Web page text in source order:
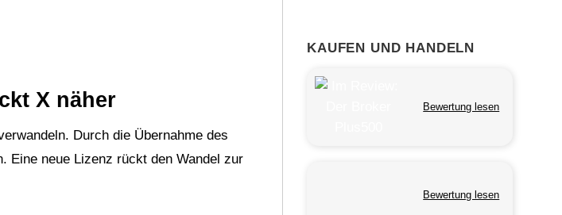
X näher
Durch die Übernahme des
Eine neue Lizenz rückt den Wandel zur
KAUFEN UND HANDELN
Bewertung lesen
Bewertung lesen